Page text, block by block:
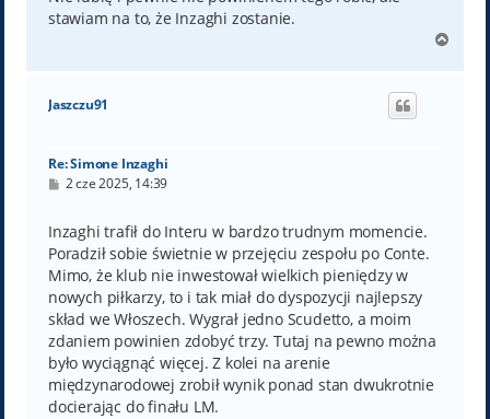
stawiam na to, że Inzaghi zostanie.
g
Jaszczu91
Re: Simone Inzaghi
P
t
2 cze 2025, 14:39
Inzaghi trafił do Interu w bardzo trudnym momencie.
Poradził sobie świetnie w przejęciu zespołu po Conte.
Mimo, że klub nie inwestował wielkich pieniędzy w
nowych piłkarzy, to i tak miał do dyspozycji najlepszy
skład we Włoszech. Wygrał jedno Scudetto, a moim
zdaniem powinien zdobyć trzy. Tutaj na pewno można
było wyciągnąć więcej. Z kolei na arenie
międzynarodowej zrobił wynik ponad stan dwukrotnie
docierając do finału LM.